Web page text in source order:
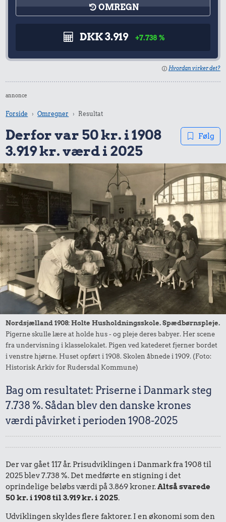
OMREGN
DKK 3.919 +7.738 %
Hvordan virker det?
annonce
Forside Omregner Resultat
Derfor var 50 kr. i 1908
3.919 kr. værd i 2025
Følg
Nordsjælland 1908: Holte Husholdningsskole. Spædbørnspleje.
Pigerne skulle lære at holde hus - og pleje deres babyer. Her scene
fra undervisning i klasselokalet. Pigen ved katederet fjerner bordet
i venstre hjørne. Huset opført i 1908. Skolen åbnede i 1909. (Foto:
Historisk Arkiv for Rudersdal Kommune)
Bag om resultatet: Priserne i Danmark steg
7.738 %. Sådan blev den danske krones
værdi påvirket i perioden 1908-2025
Der var gået 117 år. Prisudviklingen i Danmark fra 1908 til
2025 blev 7.738 %. Det medførte en stigning i det
oprindelige beløbs værdi på 3.869 kroner.Altså svarede
50 kr. i 1908 til 3.919 kr. i 2025.
Udviklingen skyldes flere faktorer. I en økonomi som den